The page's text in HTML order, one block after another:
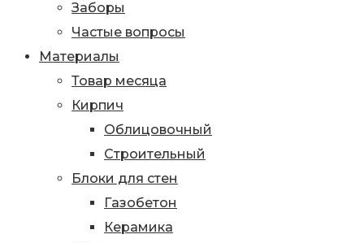
Заборы
Частые вопросы
Материалы
Товар месяца
Кирпич
Облицовочный
Строительный
Блоки для стен
Газобетон
Керамика